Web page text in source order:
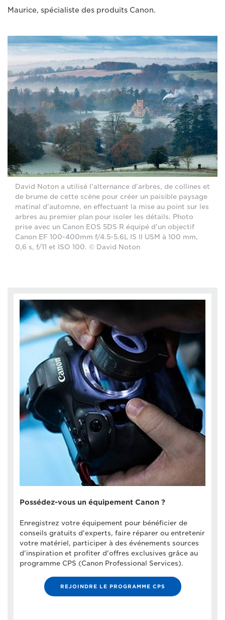
Maurice, spécialiste des produits Canon.
David Noton a utilisé l'alternance d'arbres, de collines et
de brume de cette scène pour créer un paisible paysage
matinal d'automne, en effectuant la mise au point sur les
arbres au premier plan pour isoler les détails. Photo
prise avec un Canon EOS 5DS R équipé d'un objectif
Canon EF 100-400mm f/4.5-5.6L IS II USM à 100 mm,
0,6 s, f/11 et ISO 100. © David Noton
Possédez-vous un équipement Canon ?
Enregistrez votre équipement pour bénéficier de
conseils gratuits d'experts, faire réparer ou entretenir
votre matériel, participer à des événements sources
d'inspiration et profiter d'offres exclusives grâce au
programme CPS (Canon Professional Services).
REJOINDRE LE PROGRAMME CPS